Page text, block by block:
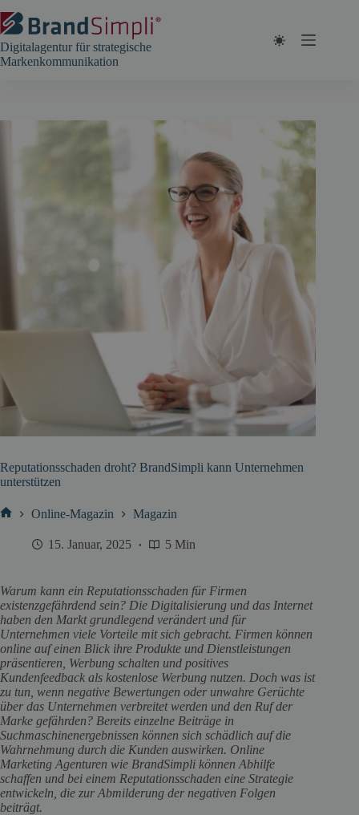
Inhalt
springen
Digitalagentur für strategische
Markenkommunikation
Reputationsschaden droht? BrandSimpli kann Unternehmen
unterstützen
Online-Magazin Magazin
15. Januar, 2025 5 Min
Warum kann ein Reputationsschaden für Firmen
existenzgefährdend sein? Die Digitalisierung und das Internet
haben den Markt grundlegend verändert und für
Unternehmen viele Vorteile mit sich gebracht. Firmen können
online auf einen Blick ihre Produkte und Dienstleistungen
präsentieren, Werbung schalten und positives
Kundenfeedback als kostenlose Werbung nutzen. Doch was ist
zu tun, wenn negative Bewertungen oder unwahre Gerüchte
über das Unternehmen verbreitet werden und den Ruf der
Marke gefährden? Bereits einzelne Beiträge in
Suchmaschinenergebnissen können sich schädlich auf die
Wahrnehmung durch die Kunden auswirken. Online
Marketing Agenturen wie BrandSimpli können Abhilfe
schaffen und bei einem Reputationsschaden eine Strategie
entwickeln, die zur Abmilderung der negativen Folgen
beiträgt.